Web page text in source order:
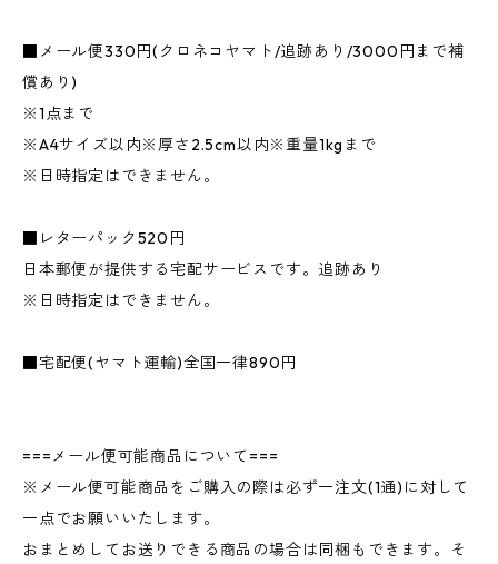
■メール便330円(クロネコヤマト/追跡あり/3000円まで補
償あり)
※1点まで
※A4サイズ以内※厚さ2.5cm以内※重量1kgまで
※日時指定はできません。
■レターパック520円
日本郵便が提供する宅配サービスです。追跡あり
※日時指定はできません。
■宅配便(ヤマト運輸)全国一律890円
===メール便可能商品について===
※メール便可能商品をご購入の際は必ず一注文(1通)に対して
一点でお願いいたします。
おまとめしてお送りできる商品の場合は同梱もできます。そ